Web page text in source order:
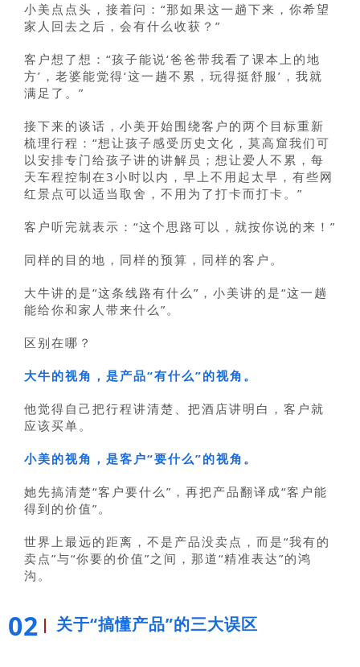
小美点点头，接着问：“那如果这一趟下来，你希望
家人回去之后，会有什么收获？”
客户想了想：“孩子能说‘爸爸带我看了课本上的地
方’，老婆能觉得‘这一趟不累，玩得挺舒服’，我就
满足了。”
接下来的谈话，小美开始围绕客户的两个目标重新
梳理行程：“想让孩子感受历史文化，莫高窟我们可
以安排专门给孩子讲的讲解员；想让爱人不累，每
天车程控制在3小时以内，早上不用起太早，有些网
红景点可以适当取舍，不用为了打卡而打卡。”
客户听完就表示：“这个思路可以，就按你说的来！”
同样的目的地，同样的预算，同样的客户。
大牛讲的是“这条线路有什么”，小美讲的是“这一趟
能给你和家人带来什么”。
区别在哪？
大牛的视角，是产品“有什么”的视角。
他觉得自己把行程讲清楚、把酒店讲明白，客户就
应该买单。
小美的视角，是客户“要什么”的视角。
她先搞清楚“客户要什么”，再把产品翻译成“客户能
得到的价值”。
世界上最远的距离，不是产品没卖点，而是“我有的
卖点”与“你要的价值”之间，那道“精准表达”的鸿
沟。
02 关于“搞懂产品”的三大误区